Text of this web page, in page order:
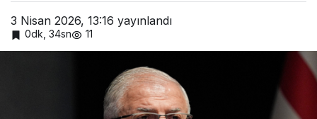
3 Nisan 2026, 13:16 yayınlandı
0dk, 34sn 11